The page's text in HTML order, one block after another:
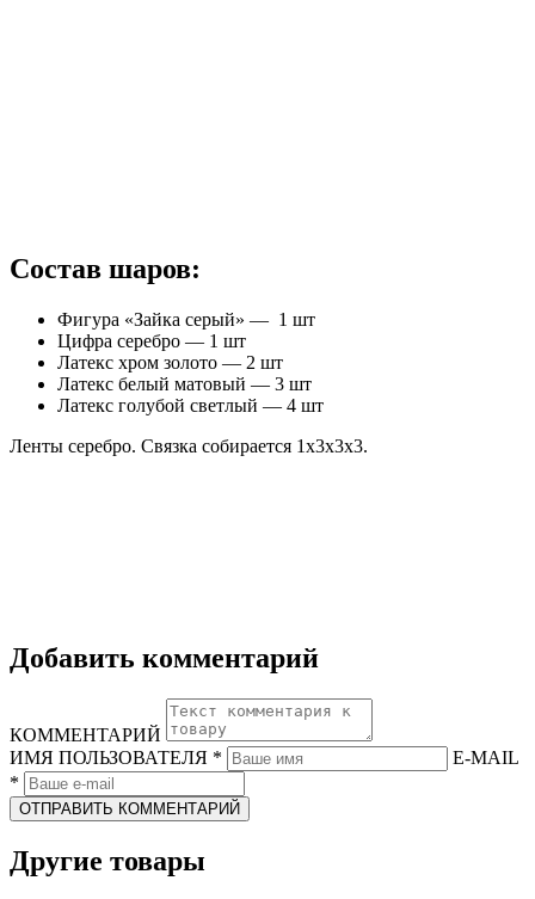
Состав шаров:
Фигура «Зайка серый» — 1 шт
Цифра серебро — 1 шт
Латекс хром золото — 2 шт
Латекс белый матовый — 3 шт
Латекс голубой светлый — 4 шт
Ленты серебро. Связка собирается 1х3х3х3.
Добавить комментарий
КОММЕНТАРИЙ
ИМЯ ПОЛЬЗОВАТЕЛЯ *
E-MAIL
*
ОТПРАВИТЬ КОММЕНТАРИЙ
Другие товары